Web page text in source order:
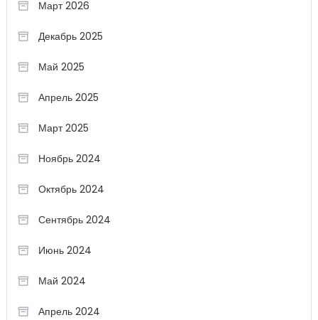
Март 2026
Декабрь 2025
Май 2025
Апрель 2025
Март 2025
Ноябрь 2024
Октябрь 2024
Сентябрь 2024
Июнь 2024
Май 2024
Апрель 2024